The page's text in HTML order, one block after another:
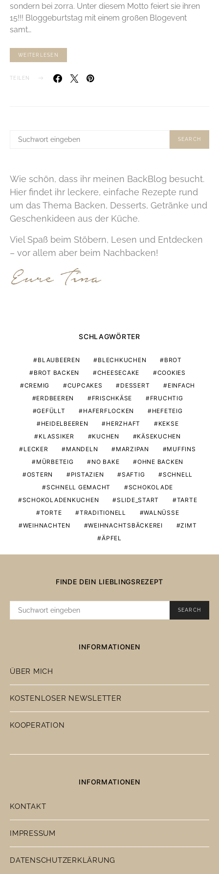
sondern bei zorra. Unter diesem Motto feiert sie ihren
15!!! Bloggeburtstag mit einem großen Blogevent
samt…
WEITERLESEN
TEILEN
SUCHE
SEARCH
Wie schön, dass ihr meinen BackBlog besucht.
Hier findet ihr leckere, einfache Rezepte rund
um das Thema Backen, Desserts, Getränke und
Geschenkideen aus der Küche.
Viel Spaß beim Stöbern, Lesen und Entdecken
– vor allem aber beim Nachbacken!
SCHLAGWÖRTER
BLAUBEEREN BLECHKUCHEN
BROT
BROT BACKEN
CHEESECAKE
COOKIES
CREMIG
CUPCAKES DESSERT
EINFACH
ERDBEEREN
FRISCHKÄSE
FRUCHTIG
GEFÜLLT
HAFERFLOCKEN
HEFETEIG
HEIDELBEEREN
HERZHAFT
KEKSE
KLASSIKER
KUCHEN
KÄSEKUCHEN
LECKER
MANDELN MARZIPAN
MUFFINS
MÜRBETEIG
NO BAKE
OHNE BACKEN
OSTERN
PISTAZIEN SAFTIG
SCHNELL
SCHNELL GEMACHT
SCHOKOLADE
SCHOKOLADENKUCHEN
SLIDE_START
TARTE
TORTE
TRADITIONELL
WALNÜSSE
WEIHNACHTEN
WEIHNACHTSBÄCKEREI
ZIMT
ÄPFEL
FINDE DEIN LIEBLINGSREZEPT
SUCHE
SEARCH
INFORMATIONEN
ÜBER MICH
KOSTENLOSER NEWSLETTER
KOOPERATION
INFORMATIONEN
KONTAKT
IMPRESSUM
DATENSCHUTZERKLÄRUNG